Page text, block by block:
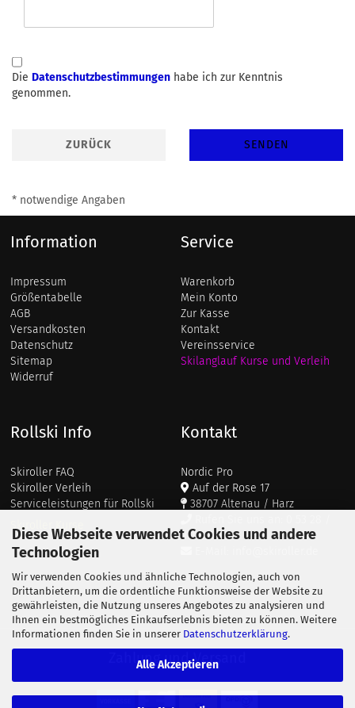
Diese Webseite verwendet Cookies und andere
Technologien
Wir verwenden Cookies und ähnliche Technologien, auch von
Drittanbietern, um die ordentliche Funktionsweise der Website zu
gewährleisten, die Nutzung unseres Angebotes zu analysieren und
Ihnen ein bestmögliches Einkaufserlebnis bieten zu können. Weitere
Informationen finden Sie in unserer Datenschutzerklärung.
Alle Akzeptieren
DATENSCHUTZBESTIMMUNGEN
Die Datenschutzbestimmungen habe ich zur Kenntnis
genommen.
ZURÜCK SENDEN
* notwendige Angaben
Information
Impressum
Größentabelle
AGB
Versandkosten
Datenschutz
Sitemap
Widerruf
Service
Warenkorb
Mein Konto
Zur Kasse
Kontakt
Vereinsservice
Skilanglauf Kurse und Verleih
Rollski Info
Skiroller FAQ
Skiroller Verleih
Serviceleistungen für Rollski
Skiroller Kurse
Kontakt
Nordic Pro
Auf der Rose 17
38707 Altenau / Harz
911 687
Zahlung und Versand